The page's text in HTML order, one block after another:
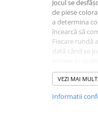
Plusuri bebelusi
Carti senzoriale bebelusi
Jucarii de sortare
Cuburi din lemn
Jucarii zornaitoare
Puzzle bebelusi
Jocul se
de piese
a determina
încearcă să
Fiecare rundă
dată când se
Specificații:
Conține 7
2 seturi de
VEZI MAI MULT
Informatii